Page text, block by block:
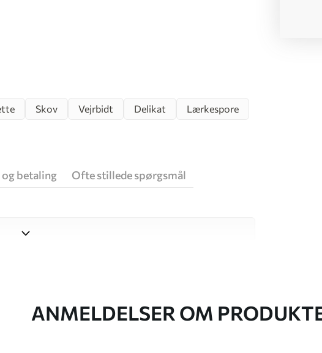
Skov Vejrbidt Delikat
Lærkespore
og betaling Ofte stillede spørgsmål
ANMELDELSER OM